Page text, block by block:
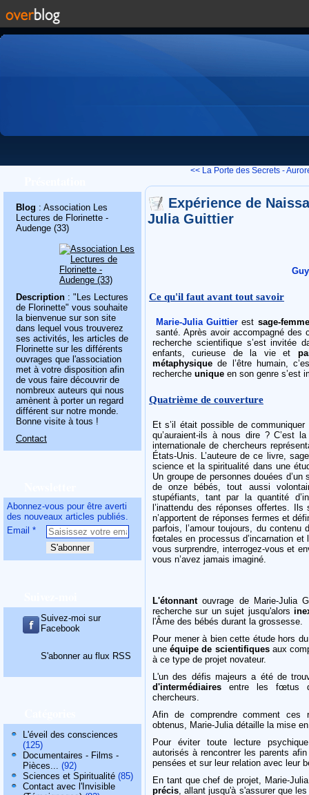
Blog : Association Les
Lectures de Florinette -
Audenge (33)
Description : "Les Lectures
de Florinette" vous souhaite
la bienvenue sur son site
dans lequel vous trouverez
ses activités, les articles de
Florinette sur les différents
ouvrages que l'association
met à votre disposition afin
de vous faire découvrir de
nombreux auteurs qui nous
amènent à porter un regard
différent sur notre monde.
Bonne visite à tous !
Contact
Abonnez-vous pour être averti
des nouveaux articles publiés.
Email
Suivez-moi sur
Facebook
S'abonner au flux RSS
L'éveil des consciences
(125)
Documentaires - Films -
Pièces... (92)
Sciences et Spiritualité (85)
Contact avec l'Invisible
<< La Porte des Secrets -
Expérience de
Julia Guittier
Ce qu'il faut avant tout savoir
Marie-Julia Guittier est sage-femme
santé. Après avoir accompagné
recherche scientifique s’est invitée
enfants, curieuse de la vie et
métaphysique de l’être humain,
recherche unique en son genre s’est
Quatrième de couverture
Et s’il était possible de
qu’auraient-ils à nous dire ? C’est
internationale de chercheurs
États-Unis. L’auteure de ce livre,
science et la spiritualité dans une
Un groupe de personnes douées
de onze bébés, tout aussi
stupéfiants, tant par la quantité
l’inattendu des réponses offertes.
n’apportent de réponses fermes et
parfois, l’amour toujours, du
fœtales en processus d’incarnation
vous surprendre, interrogez-vous et
vous n’avez jamais imaginé.
L'étonnantouvrage de Marie-Julia
recherche sur un sujet jusqu'alors
l'Âme des bébés durant la grossesse.
Pour mener à bien cette étude hors
uneéquipe de scientifiquesaux
à ce type de projet novateur.
L'un des défis majeurs a été de
d'intermédiaires entre les fœtus
chercheurs.
Afin de comprendre comment
obtenus, Marie-Julia détaille la mise
Pour éviter toute lecture
autorisés à rencontrer les parents
pensées et sur leur relation avec leur
En tant que chef de projet, Marie-
précis, allant jusqu'à s'assurer que